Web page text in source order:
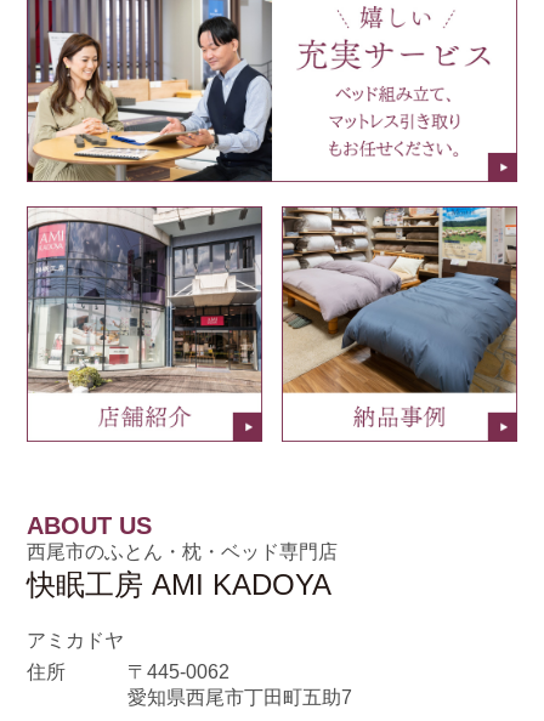
ABOUT US
西尾市のふとん・枕・ベッド専門店
快眠工房 AMI KADOYA
アミカドヤ
住所
〒445-0062
愛知県西尾市丁田町五助7